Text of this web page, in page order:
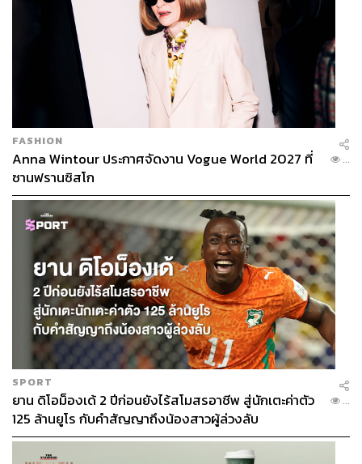
FASHION
Anna Wintour ประกาศจัดงาน Vogue World 2027 ที่
ซานฟรานซิสโก
...
SPORT
ยาน ดิโอม็องเด้ 2 ปีก่อนยังไร้สโมสรอาชีพ สู่นักเตะค่าตัว
125 ล้านยูโร กับคำสัญญาถึงน้องสาวผู้ล่วงลับ
...